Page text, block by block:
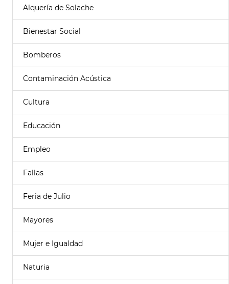
Alquería de Solache
Bienestar Social
Bomberos
Contaminación Acústica
Cultura
Educación
Empleo
Fallas
Feria de Julio
Mayores
Mujer e Igualdad
Naturia